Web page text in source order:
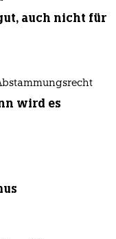
auch nicht für
wird es